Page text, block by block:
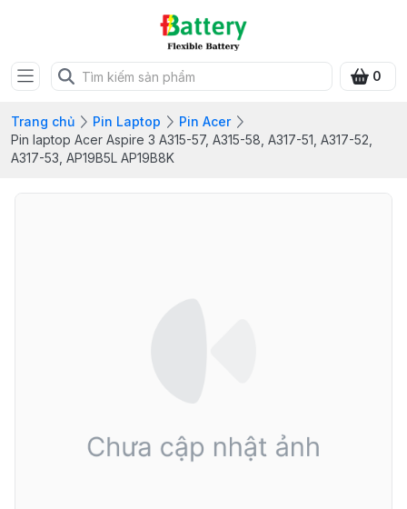
0
Trang chủ Pin Laptop
Pin Acer
Pin laptop Acer Aspire 3 A315-57, A315-58, A317-51, A317-52,
A317-53, AP19B5L AP19B8K